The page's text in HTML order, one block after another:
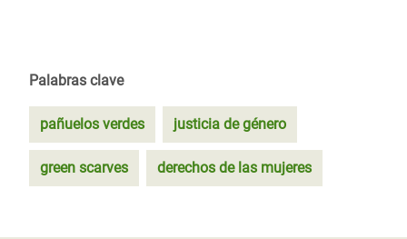
Palabras clave
pañuelos verdes justicia de género
green scarves derechos de las mujeres